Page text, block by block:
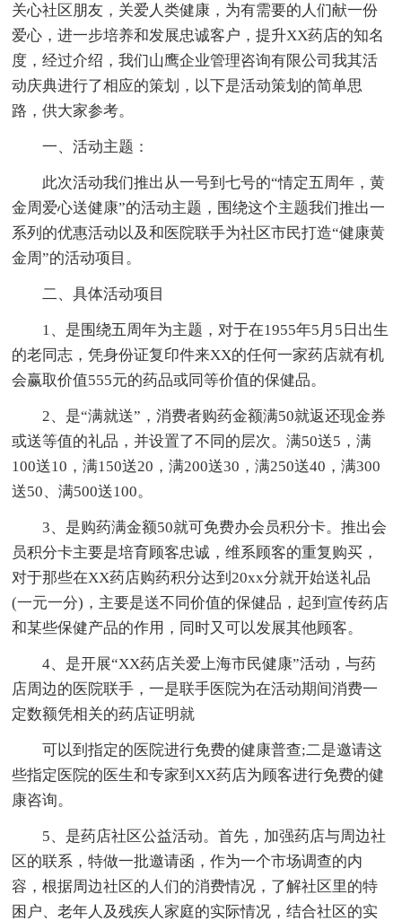
关心社区朋友，关爱人类健康，为有需要的人们献一份
爱心，进一步培养和发展忠诚客户，提升XX药店的知名
度，经过介绍，我们山鹰企业管理咨询有限公司我其活
动庆典进行了相应的策划，以下是活动策划的简单思
路，供大家参考。
一、活动主题：
此次活动我们推出从一号到七号的“情定五周年，黄
金周爱心送健康”的活动主题，围绕这个主题我们推出一
系列的优惠活动以及和医院联手为社区市民打造“健康黄
金周”的活动项目。
二、具体活动项目
1、是围绕五周年为主题，对于在1955年5月5日出生
的老同志，凭身份证复印件来XX的任何一家药店就有机
会赢取价值555元的药品或同等价值的保健品。
2、是“满就送”，消费者购药金额满50就返还现金券
或送等值的礼品，并设置了不同的层次。满50送5，满
100送10，满150送20，满200送30，满250送40，满300
送50、满500送100。
3、是购药满金额50就可免费办会员积分卡。推出会
员积分卡主要是培育顾客忠诚，维系顾客的重复购买，
对于那些在XX药店购药积分达到20xx分就开始送礼品
(一元一分)，主要是送不同价值的保健品，起到宣传药店
和某些保健产品的作用，同时又可以发展其他顾客。
4、是开展“XX药店关爱上海市民健康”活动，与药
店周边的医院联手，一是联手医院为在活动期间消费一
定数额凭相关的药店证明就
可以到指定的医院进行免费的健康普查;二是邀请这
些指定医院的医生和专家到XX药店为顾客进行免费的健
康咨询。
5、是药店社区公益活动。首先，加强药店与周边社
区的联系，特做一批邀请函，作为一个市场调查的内
容，根据周边社区的人们的消费情况，了解社区里的特
困户、老年人及残疾人家庭的实际情况，结合社区的实